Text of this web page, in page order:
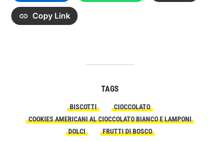
Copy Link
TAGS
BISCOTTI
CIOCCOLATO
COOKIES AMERICANI AL CIOCCOLATO BIANCO E LAMPONI
DOLCI
FRUTTI DI BOSCO